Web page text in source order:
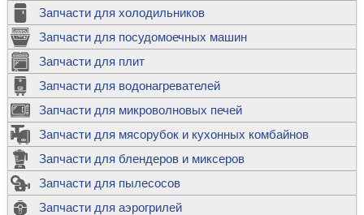
Запчасти для холодильников
Запчасти для посудомоечных машин
Запчасти для плит
Запчасти для водонагревателей
Запчасти для микроволновых печей
Запчасти для мясорубок и кухонных комбайнов
Запчасти для блендеров и миксеров
Запчасти для пылесосов
Запчасти для аэрогрилей